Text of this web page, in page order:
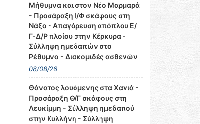
Μήθυμνα και στον Νέο Μαρμαρά
- Προσάραξη Ι/Φ σκάφους στη
Νάξο - Απαγόρευση απόπλου Ε/
Γ-Δ/Ρ πλοίου στην Κέρκυρα -
Σύλληψη ημεδαπών στο
Ρέθυμνο - Διακομιδές ασθενών
08/08/26
Θάνατος λουόμενης στα Χανιά -
Προσάραξη Θ/Γ σκάφους στη
Λευκίμμη - Σύλληψη ημεδαπού
στην Κυλλήνη - Σύλληψη